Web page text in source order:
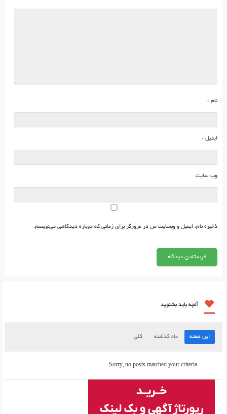
نام *
ایمیل *
وب‌ سایت
ذخیره نام، ایمیل و وبسایت من در مرورگر برای زمانی که دوباره دیدگاهی می‌نویسم.
آنچه باید بشنوید
این هفته ماه گذشته کلی
Sorry, no posts matched your criteria.